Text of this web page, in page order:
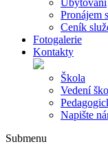
Ubytování
Pronájem
Ceník
Fotogalerie
Kontakty
Škola
Vedení
Napište
Submenu